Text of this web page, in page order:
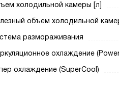
холодильной камеры [л]
объем холодильной
размораживания
охлаждение
охлаждение (SuperCool)